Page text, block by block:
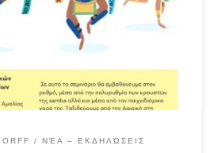
www.tettiyes.gr Ο ρυθμός είναι
Orff αλλά και όλης της
μας θα εμβαθύνουμε σε αυτόν
ΝΈΑ – ΕΚΔΗΛΏΣΕΙΣ